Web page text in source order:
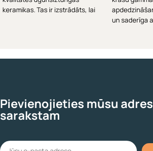
keramikas. Tas ir izstrādāts, lai
un saderīga
Piegādāts
Pievienojieties mūsu
sarakstam